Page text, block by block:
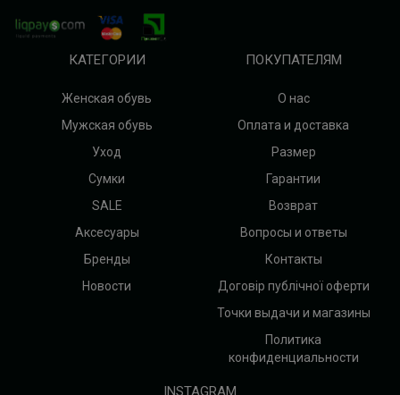
КАТЕГОРИИ
Женская обувь
Мужская обувь
Уход
Сумки
SALE
Аксесуары
Бренды
Новости
ПОКУПАТЕЛЯМ
О нас
Оплата и доставка
Размер
Гарантии
Возврат
Вопросы и ответы
Контакты
Договір публічної оферти
Точки выдачи и магазины
Политика
конфиденциальности
INSTAGRAM